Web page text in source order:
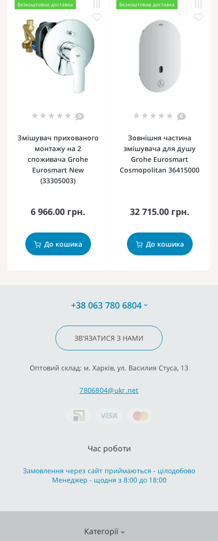
Безкоштовна доставка
0
Змішувач прихованого
монтажу на 2
споживача Grohe
Eurosmart New
(33305003)
6 966.00 грн.
До кошика
Безкоштовна доставка
0
Зовнішня частина
змішувача для душу
Grohe Eurosmart
Cosmopolitan 36415000
32 715.00 грн.
До кошика
+38 063 780 6804
ЗВ'ЯЗАТИСЯ З НАМИ
Оптовий склад: м. Харків, ул. Василия Стуса, 13
7806804@ukr.net
Категорії
Час роботи
Замовлення через сайт приймаються - цілодобово
Менеджер - щодня з 8:00 до 18:00